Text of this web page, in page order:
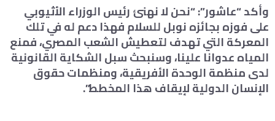
وأكد “عاشور”: “نحن لا نهنئ رئيس الوزراء الأثيوبي
على فوزه بجائزه نوبل للسلام فهذا دعم له في تلك
المعركة التي تهدف لتعطيش الشعب المصري، فمنع
المياه عدوانا علينا، وسنبحث سبل الشكاية القانونية
لدى منظمة الوحدة الأفريقية، ومنظمات حقوق
الإنسان الدولية لإيقاف هذا المخطط”.